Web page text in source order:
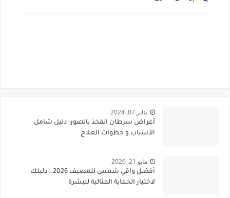
يناير 07, 2024
أعراض سرطان الفخذ بالصور- دليل شامل
الأسباب و خطوات العلاج
مايو 21, 2026
أفضل واقي شمس للمصيف 2026.. دليلك
لاختيار الحماية المثالية للبشرة